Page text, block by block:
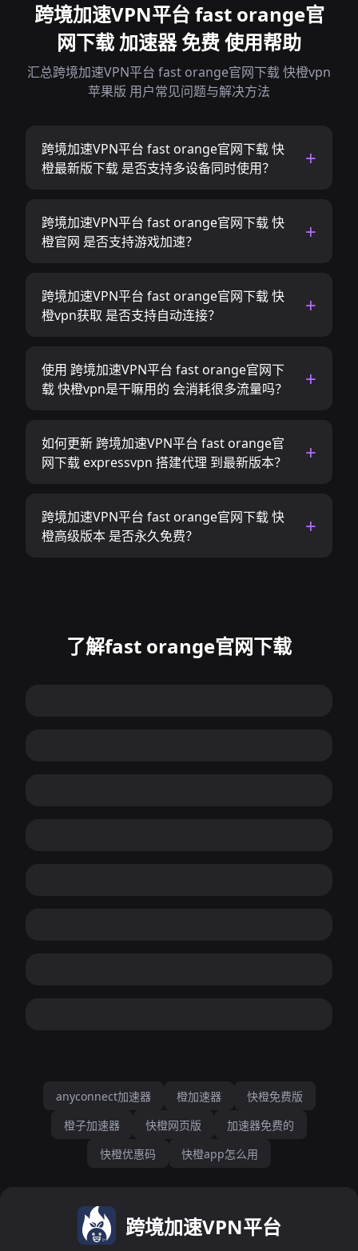
跨境加速VPN平台 fast orange官
网下载 加速器 免费 使用帮助
汇总跨境加速VPN平台 fast orange官网下载 快橙vpn
苹果版 用户常见问题与解决方法
跨境加速VPN平台 fast orange官网下载 快
橙最新版下载 是否支持多设备同时使用？
跨境加速VPN平台 fast orange官网下载 快
橙官网 是否支持游戏加速？
跨境加速VPN平台 fast orange官网下载 快
橙vpn获取 是否支持自动连接？
使用 跨境加速VPN平台 fast orange官网下
载 快橙vpn是干嘛用的 会消耗很多流量吗？
如何更新 跨境加速VPN平台 fast orange官
网下载 expressvpn 搭建代理 到最新版本？
跨境加速VPN平台 fast orange官网下载 快
橙高级版本 是否永久免费？
了解fast orange官网下载
anyconnect加速器 橙加速器
快橙免费版
橙子加速器
快橙网页版
加速器免费的
快橙优惠码
快橙app怎么用
跨境加速VPN平台